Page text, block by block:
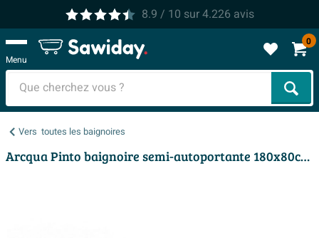
8.9 / 10 sur4.226 avis
Menu
0
Vers toutes les baignoires
Arcqua Pinto baignoire semi-autoportante 180x80cm gauche blanc mat